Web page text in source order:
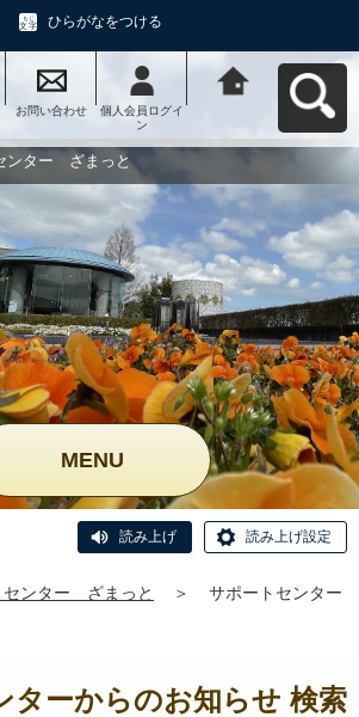
ひらがなをつける
お問い合わせ
個人会員ログイ
ン
ー ざまっとへ
ンター ざまっと
MENU
読み上げ 読み上げ設定
センター ざまっと ＞
サポートセンター
ターからのお知らせ 検索